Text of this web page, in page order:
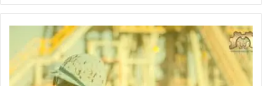
Mühendisliği
Sıralaması